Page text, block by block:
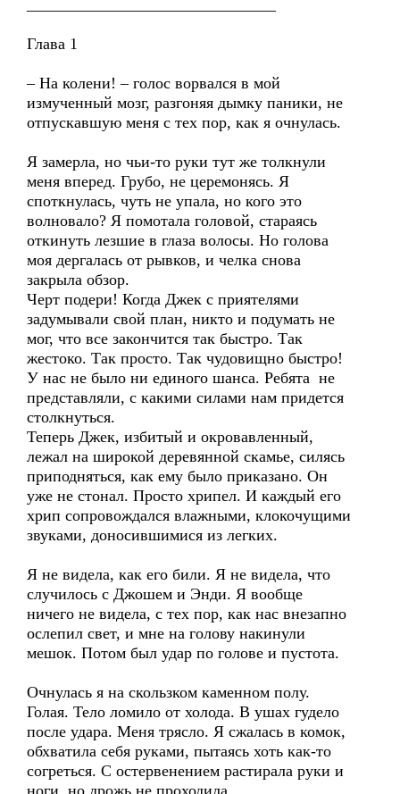
Глава 1
– На колени! – голос ворвался в мой
измученный мозг, разгоняя дымку паники, не
отпускавшую меня с тех пор, как я очнулась.
Я замерла, но чьи-то руки тут же толкнули
меня вперед. Грубо, не церемонясь. Я
споткнулась, чуть не упала, но кого это
волновало? Я помотала головой, стараясь
откинуть лезшие в глаза волосы. Но голова
моя дергалась от рывков, и челка снова
закрыла обзор.
Черт подери! Когда Джек с приятелями
задумывали свой план, никто и подумать не
мог, что все закончится так быстро. Так
жестоко. Так просто. Так чудовищно быстро!
У нас не было ни единого шанса. Ребята не
представляли, с какими силами нам придется
столкнуться.
Теперь Джек, избитый и окровавленный,
лежал на широкой деревянной скамье, силясь
приподняться, как ему было приказано. Он
уже не стонал. Просто хрипел. И каждый его
хрип сопровождался влажными, клокочущими
звуками, доносившимися из легких.
Я не видела, как его били. Я не видела, что
случилось с Джошем и Энди. Я вообще
ничего не видела, с тех пор, как нас внезапно
ослепил свет, и мне на голову накинули
мешок. Потом был удар по голове и пустота.
Очнулась я на скользком каменном полу.
Голая. Тело ломило от холода. В ушах гудело
после удара. Меня трясло. Я сжалась в комок,
обхватила себя руками, пытаясь хоть как-то
согреться. С остервенением растирала руки и
ноги, но дрожь не проходила.